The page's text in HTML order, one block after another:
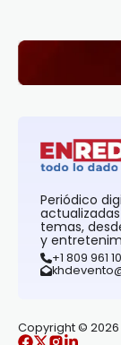
Periódico
temas,
y
+1 809 961
Copyright © 2026